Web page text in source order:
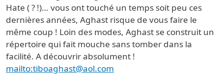
Hate ( ? !)… vous ont touché un temps soit peu ces
dernières années, Aghast risque de vous faire le
même coup ! Loin des modes, Aghast se construit un
répertoire qui fait mouche sans tomber dans la
facilité. A découvrir absolument !
mailto:tiboaghast@aol.com